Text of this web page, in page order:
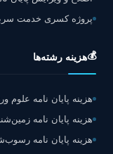
پروژه کسری خدمت
💰هزینه رشته‌ها
هزینه پایان نامه علوم
هزینه پایان نامه
هزینه پایان نامه